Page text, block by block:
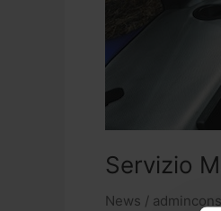
Servizio
News /